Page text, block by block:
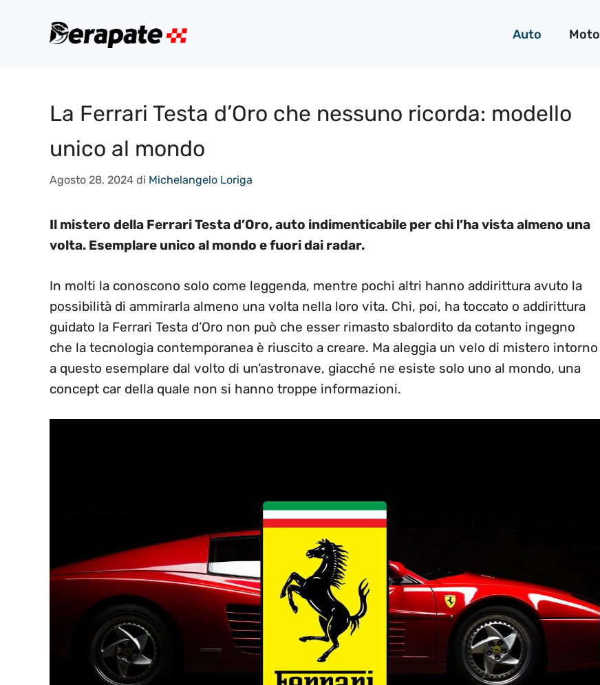
Auto Moto
La Ferrari Testa d’Oro che nessuno ricorda: modello
unico al mondo
Agosto 28, 2024 di Michelangelo Loriga
Il mistero della Ferrari Testa d’Oro, auto indimenticabile per chi l’ha vista almeno una
volta. Esemplare unico al mondo e fuori dai radar.
In molti la conoscono solo come leggenda, mentre pochi altri hanno addirittura avuto la
possibilità di ammirarla almeno una volta nella loro vita. Chi, poi, ha toccato o addirittura
guidato la Ferrari Testa d’Oro non può che esser rimasto sbalordito da cotanto ingegno
che la tecnologia contemporanea è riuscito a creare. Ma aleggia un velo di mistero intorno
a questo esemplare dal volto di un’astronave, giacché ne esiste solo uno al mondo, una
concept car della quale non si hanno troppe informazioni.